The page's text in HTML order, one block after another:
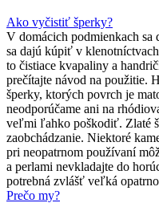
Ako vyčistiť šperky?
V domácich podmienkach
sa dajú kúpiť v
to čistiace kvapaliny a
prečítajte návod na použitie.
šperky, ktorých povrch je
neodporúčame ani na
veľmi ľahko poškodiť. Zlaté
zaobchádzanie. Niektoré
pri neopatrnom používaní
a perlami nevkladajte do
potrebná zvlášť veľká
Prečo my?